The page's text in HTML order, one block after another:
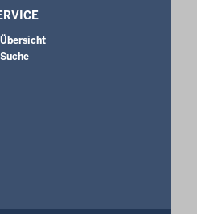
Übersicht
Suche